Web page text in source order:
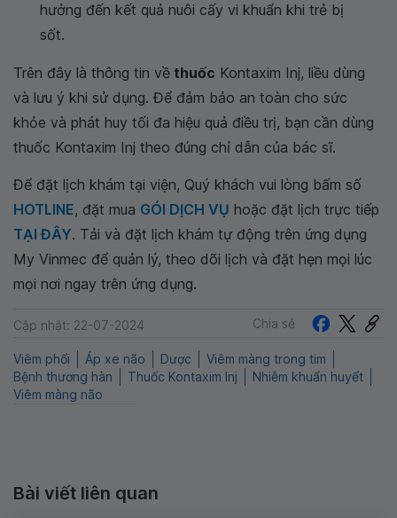
hưởng đến kết quả nuôi cấy vi khuẩn khi trẻ bị
sốt.
Trên đây là thông tin về thuốc Kontaxim Inj, liều dùng
và lưu ý khi sử dụng. Để đảm bảo an toàn cho sức
khỏe và phát huy tối đa hiệu quả điều trị, bạn cần dùng
thuốc Kontaxim Inj theo đúng chỉ dẫn của bác sĩ.
Để đặt lịch khám tại viện, Quý khách vui lòng bấm số
HOTLINE, đặt mua GÓI DỊCH VỤ hoặc đặt lịch trực tiếp
TẠI ĐÂY. Tải và đặt lịch khám tự động trên ứng dụng
My Vinmec để quản lý, theo dõi lịch và đặt hẹn mọi lúc
mọi nơi ngay trên ứng dụng.
Cập nhật: 22-07-2024 Chia sẻ
Viêm phổi Áp xe não Dược
Viêm màng trong tim
Bệnh thương hàn
Thuốc Kontaxim Inj
Nhiễm khuẩn huyết
Viêm màng não
Bài viết liên quan